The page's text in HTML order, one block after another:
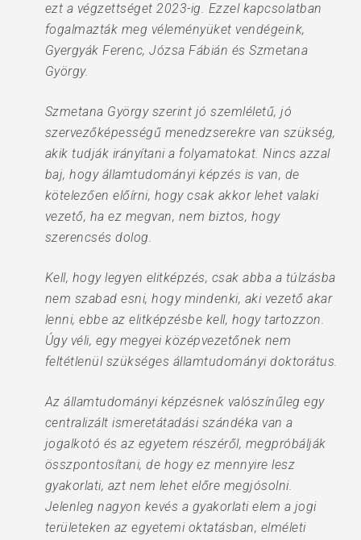
ezt a végzettséget 2023-ig. Ezzel kapcsolatban
fogalmazták meg véleményüket vendégeink,
Gyergyák Ferenc, Józsa Fábián és Szmetana
György.
Szmetana György szerint jó szemléletű, jó
szervezőképességű menedzserekre van szükség,
akik tudják irányítani a folyamatokat. Nincs azzal
baj, hogy államtudományi képzés is van, de
kötelezően előírni, hogy csak akkor lehet valaki
vezető, ha ez megvan, nem biztos, hogy
szerencsés dolog.
Kell, hogy legyen elitképzés, csak abba a túlzásba
nem szabad esni, hogy mindenki, aki vezető akar
lenni, ebbe az elitképzésbe kell, hogy tartozzon.
Úgy véli, egy megyei középvezetőnek nem
feltétlenül szükséges államtudományi doktorátus.
Az államtudományi képzésnek valószínűleg egy
centralizált ismeretátadási szándéka van a
jogalkotó és az egyetem részéről, megpróbálják
összpontosítani, de hogy ez mennyire lesz
gyakorlati, azt nem lehet előre megjósolni.
Jelenleg nagyon kevés a gyakorlati elem a jogi
területeken az egyetemi oktatásban, elméleti